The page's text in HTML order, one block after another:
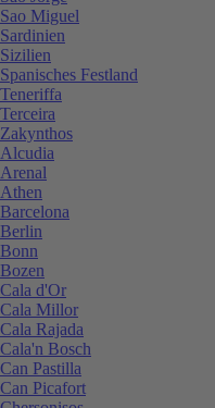
Sao Miguel
Sardinien
Sizilien
Spanisches Festland
Teneriffa
Terceira
Zakynthos
Alcudia
Arenal
Athen
Barcelona
Berlin
Bonn
Bozen
Cala d'Or
Cala Millor
Cala Rajada
Cala'n Bosch
Can Pastilla
Can Picafort